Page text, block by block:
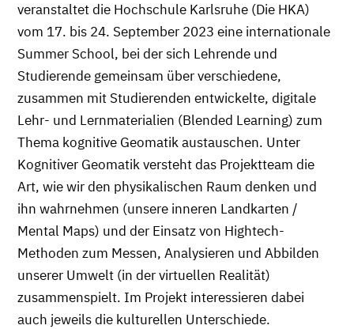
veranstaltet die Hochschule Karlsruhe (Die HKA)
vom 17. bis 24. September 2023 eine internationale
Summer School, bei der sich Lehrende und
Studierende gemeinsam über verschiedene,
zusammen mit Studierenden entwickelte, digitale
Lehr- und Lernmaterialien (Blended Learning) zum
Thema kognitive Geomatik austauschen. Unter
Kognitiver Geomatik versteht das Projektteam die
Art, wie wir den physikalischen Raum denken und
ihn wahrnehmen (unsere inneren Landkarten /
Mental Maps) und der Einsatz von Hightech-
Methoden zum Messen, Analysieren und Abbilden
unserer Umwelt (in der virtuellen Realität)
zusammenspielt. Im Projekt interessieren dabei
auch jeweils die kulturellen Unterschiede.